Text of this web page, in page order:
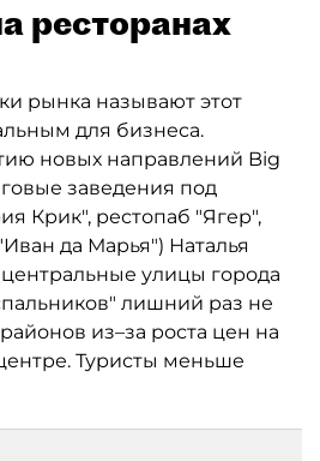
ресторанах
рынка называют этот
для бизнеса.
новых направлений Big
заведения под
Крик", рестопаб "Ягер",
да Марья") Наталья
улицы города
лишний раз не
из–за роста цен на
Туристы меньше